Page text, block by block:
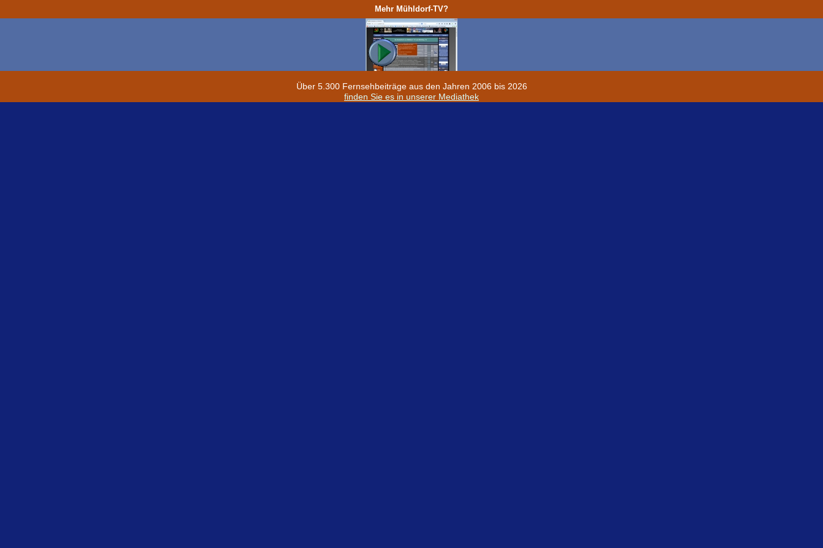
Mehr Mühldorf-TV?
Über 5.300 Fernsehbeiträge aus den Jahren 2006 bis 2026
finden Sie es in unserer Mediathek